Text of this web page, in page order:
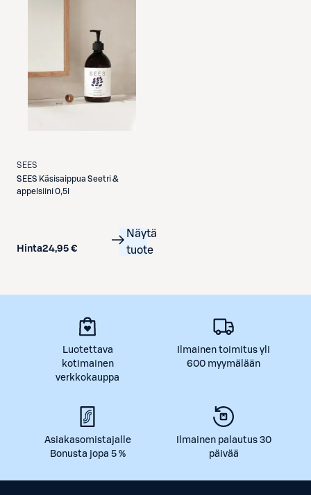
SEES
SEES Käsisaippua Seetri &
appelsiini 0,5l
Hinta24,95 €
Näytä
tuote
Luotettava
kotimainen
verkkokauppa
Ilmainen toimitus yli
600 myymälään
Asiakasomistajalle
Bonusta jopa 5 %
Ilmainen palautus 30
päivää